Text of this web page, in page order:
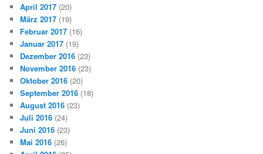
April 2017 (20)
März 2017 (19)
Februar 2017 (16)
Januar 2017 (19)
Dezember 2016 (23)
November 2016 (23)
Oktober 2016 (20)
September 2016 (18)
August 2016 (23)
Juli 2016 (24)
Juni 2016 (23)
Mai 2016 (26)